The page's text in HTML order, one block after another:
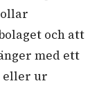
och att
med ett
eller ur